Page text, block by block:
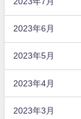
2023年6月
2023年5月
2023年4月
2023年3月